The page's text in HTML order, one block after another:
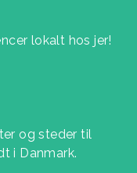
lokalt hos jer!
og steder til
i Danmark.